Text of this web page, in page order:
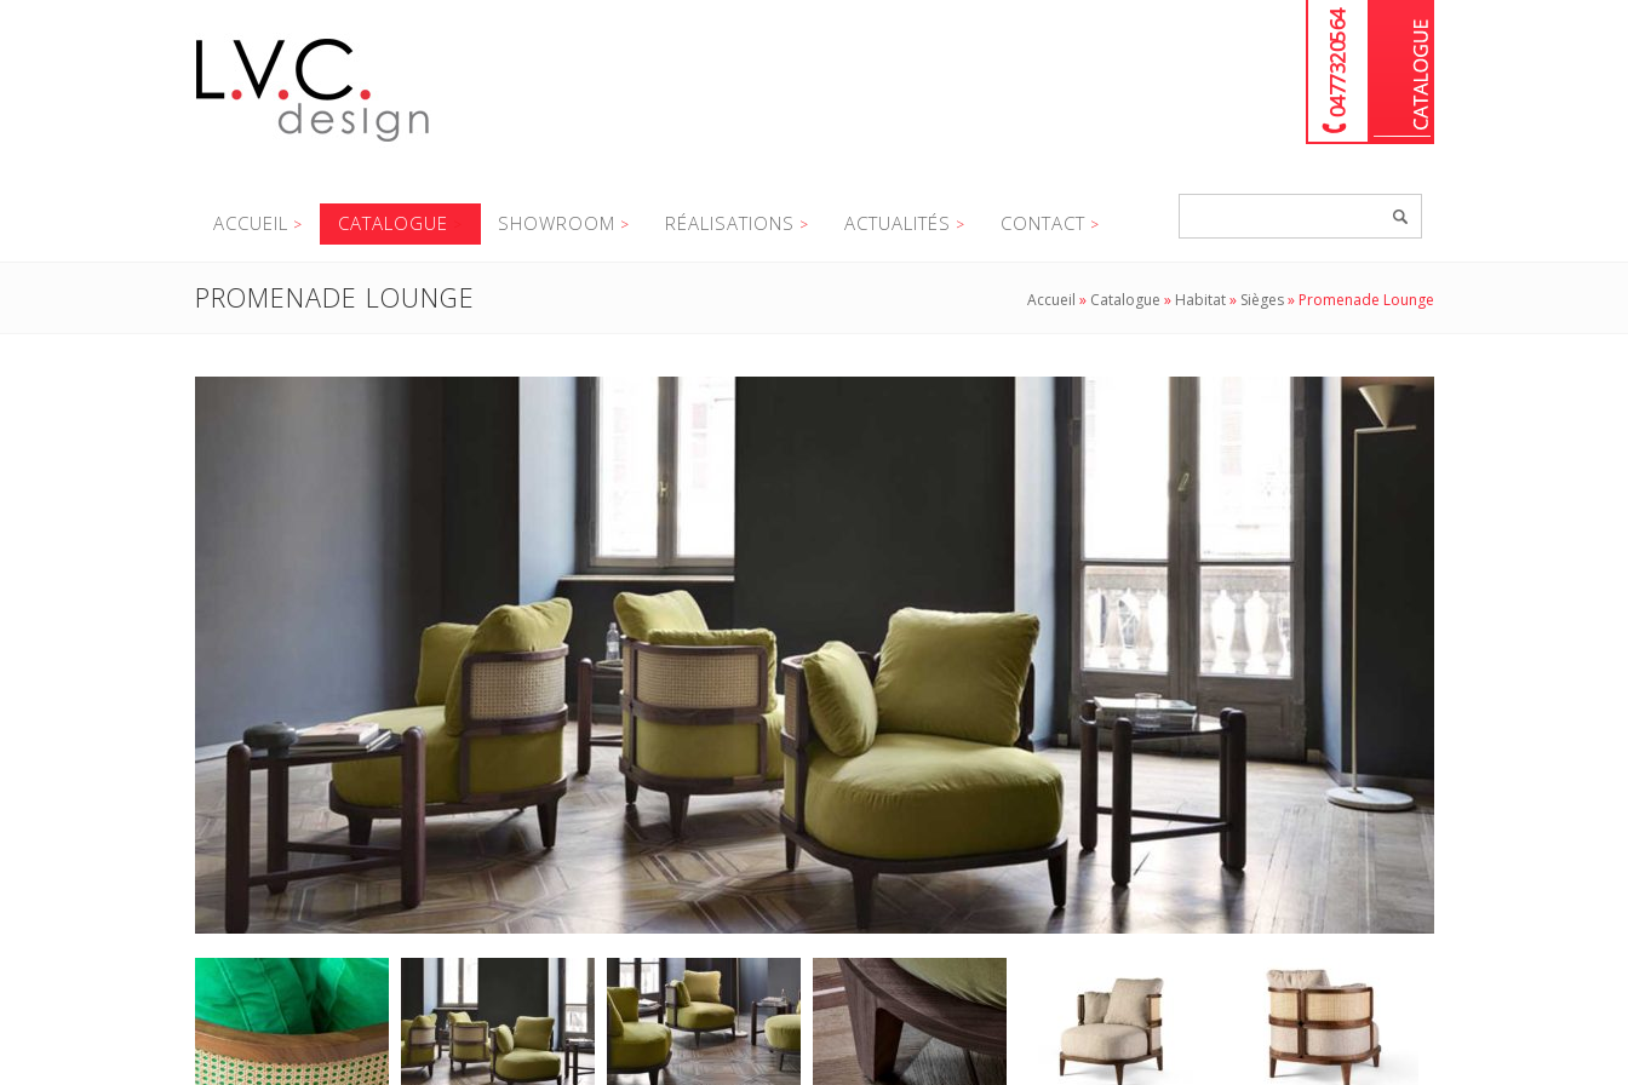
04 77 32 05 64
ACCUEIL CATALOGUE SHOWROOM RÉALISATIONS ACTUALITÉS CONTACT
PROMENADE LOUNGE Accueil » Catalogue » Habitat» Sièges» Promenade Lounge